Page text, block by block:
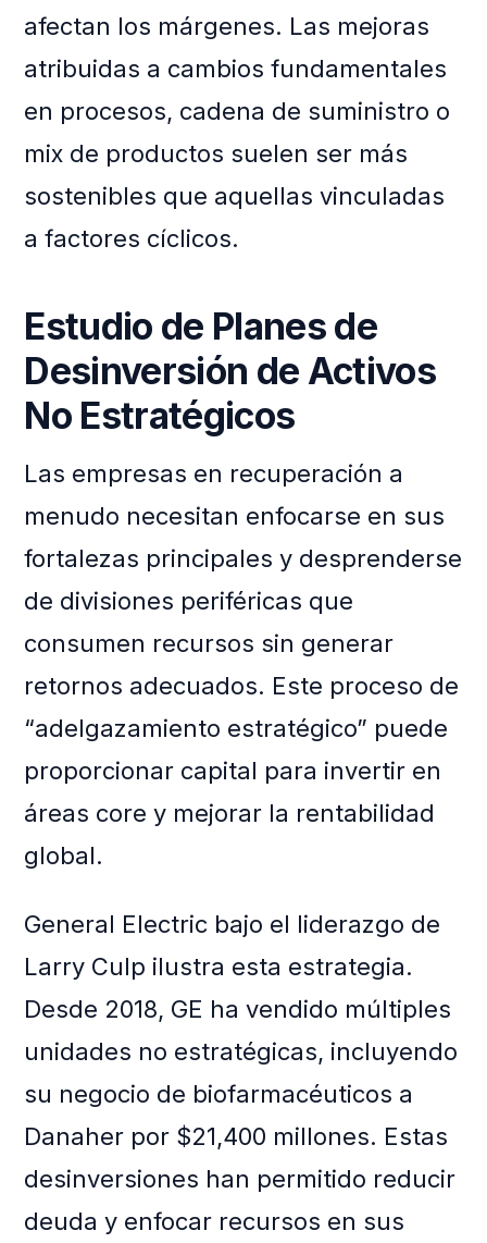
afectan los márgenes. Las mejoras
atribuidas a cambios fundamentales
en procesos, cadena de suministro o
mix de productos suelen ser más
sostenibles que aquellas vinculadas
a factores cíclicos.
Estudio de Planes de
Desinversión de Activos
No Estratégicos
Las empresas en recuperación a
menudo necesitan enfocarse en sus
fortalezas principales y desprenderse
de divisiones periféricas que
consumen recursos sin generar
retornos adecuados. Este proceso de
“adelgazamiento estratégico” puede
proporcionar capital para invertir en
áreas core y mejorar la rentabilidad
global.
General Electric bajo el liderazgo de
Larry Culp ilustra esta estrategia.
Desde 2018, GE ha vendido múltiples
unidades no estratégicas, incluyendo
su negocio de biofarmacéuticos a
Danaher por $21,400 millones. Estas
desinversiones han permitido reducir
deuda y enfocar recursos en sus